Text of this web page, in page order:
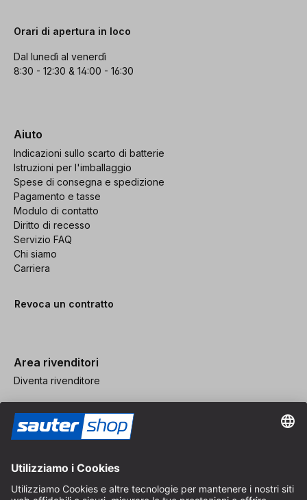
Orari di apertura in loco
Dal lunedì al venerdì
8:30 - 12:30 & 14:00 - 16:30
Aiuto
Indicazioni sullo scarto di batterie
Istruzioni per l'imballaggio
Spese di consegna e spedizione
Pagamento e tasse
Modulo di contatto
Diritto di recesso
Servizio FAQ
Chi siamo
Carriera
Revoca un contratto
Area rivenditori
Diventa rivenditore
CGV